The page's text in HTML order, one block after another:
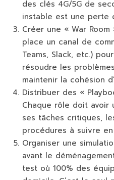
des clés 4G/5G de
instable est une perte
Créer une « War
place un canal de
Teams, Slack, etc.)
résoudre les
maintenir la cohésion
Distribuer des «
Chaque rôle doit avoir
ses tâches critiques,
procédures à suivre
Organiser une
avant le
test où 100% des